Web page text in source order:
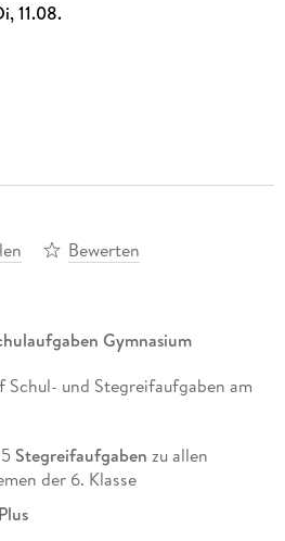
11.08.
Bewerten
Gymnasium
Schul- und Stegreifaufgaben am
Stegreifaufgaben zu allen
der 6. Klasse